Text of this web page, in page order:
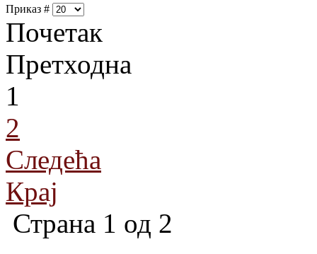
Приказ #
Почетак
Претходна
1
2
Следећа
Крај
Страна 1 од 2